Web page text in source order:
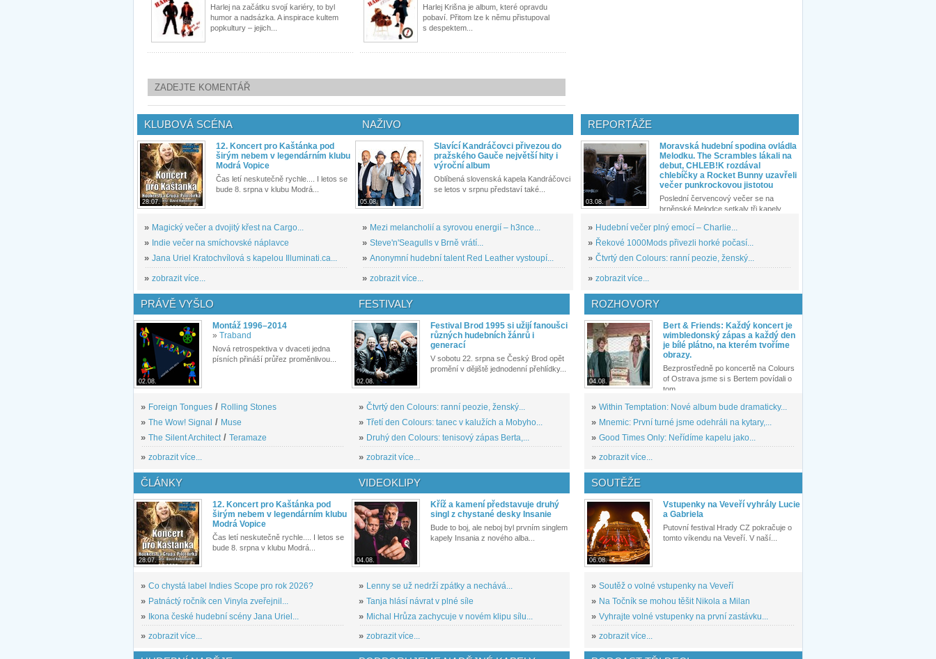
Harlej na začátku svojí kariéry, to byl
humor a nadsázka. A inspirace kultem
popkultury – jejich...
Harlej Krišna je album, které opravdu
pobaví. Přitom lze k němu přistupoval
s despektem...
ZADEJTE KOMENTÁŘ
KLUBOVÁ SCÉNA
28.07.
12. Koncert pro Kaštánka pod
širým nebem v legendárním klubu
Modrá Vopice
Čas letí neskutečně rychle.... I letos se
bude 8. srpna v klubu Modrá...
» Magický večer a dvojitý křest na Cargo...
» Indie večer na smíchovské náplavce
» Jana Uriel Kratochvílová s kapelou Illuminati.ca...
» zobrazit více...
NAŽIVO
05.08.
Slavící Kandráčovci přivezou do
pražského Gauče největší hity i
výroční album
Oblíbená slovenská kapela Kandráčovci
se letos v srpnu představí také...
» Mezi melancholií a syrovou energií – h3nce...
» Steve'n'Seagulls v Brně vrátí...
» Anonymní hudební talent Red Leather vystoupí...
» zobrazit více...
REPORTÁŽE
03.08.
Moravská hudební spodina ovládla
Melodku. The Scrambles lákali na
debut, CHLEB!K rozdával
chlebíčky a Rocket Bunny uzavřeli
večer punkrockovou jistotou
Poslední červencový večer se na
brněnské Melodce setkaly tři kapely...
» Hudební večer plný emocí – Charlie...
» Řekové 1000Mods přivezli horké počasí...
» Čtvrtý den Colours: ranní peozie, ženský...
» zobrazit více...
PRÁVĚ VYŠLO
02.08.
Montáž 1996–2014
» Traband
Nová retrospektiva v dvaceti jedna
písních přináší průřez proměnlivou...
» Foreign Tongues / Rolling Stones
» The Wow! Signal / Muse
» The Silent Architect / Teramaze
» zobrazit více...
FESTIVALY
02.08.
Festival Brod 1995 si užijí fanoušci
různých hudebních žánrů i
generací
V sobotu 22. srpna se Český Brod opět
promění v dějiště jednodenní přehlídky...
» Čtvrtý den Colours: ranní peozie, ženský...
» Třetí den Colours: tanec v kalužích a Mobyho...
» Druhý den Colours: tenisový zápas Berta,...
» zobrazit více...
ROZHOVORY
04.08.
Bert & Friends: Každý koncert je
wimbledonský zápas a každý den
je bílé plátno, na kterém tvoříme
obrazy.
Bezprostředně po koncertě na Colours
of Ostrava jsme si s Bertem povídali o
tom,...
» Within Temptation: Nové album bude dramaticky...
» Mnemic: První turné jsme odehráli na kytary,...
» Good Times Only: Neřídíme kapelu jako...
» zobrazit více...
ČLÁNKY
28.07.
12. Koncert pro Kaštánka pod
širým nebem v legendárním klubu
Modrá Vopice
Čas letí neskutečně rychle.... I letos se
bude 8. srpna v klubu Modrá...
» Co chystá label Indies Scope pro rok 2026?
» Patnáctý ročník cen Vinyla zveřejnil...
»
Ikona české hudební scény Jana Uriel...
» zobrazit více...
VIDEOKLIPY
04.08.
Kříž a kamení představuje druhý
singl z chystané desky Insanie
Bude to boj, ale neboj byl prvním singlem
kapely Insania z nového alba...
» Lenny se už nedrží zpátky a nechává...
» Tanja hlásí návrat v plné síle
» Michal Hrůza zachycuje v novém klipu sílu...
» zobrazit více...
SOUTĚŽE
06.08.
Vstupenky na Veveří vyhrály Lucie
a Gabriela
Putovní festival Hrady CZ pokračuje o
tomto víkendu na Veveří. V naší...
» Soutěž o volné vstupenky na Veveří
» Na Točník se mohou těšit Nikola a Milan
» Vyhrajte volné vstupenky na první zastávku...
» zobrazit více...